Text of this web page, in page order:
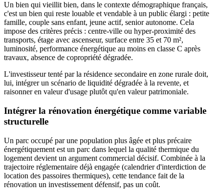
Un bien qui vieillit bien, dans le contexte démographique français,
c'est un bien qui reste louable et vendable à un public élargi : petite
famille, couple sans enfant, jeune actif, senior autonome. Cela
impose des critères précis : centre-ville ou hyper-proximité des
transports, étage avec ascenseur, surface entre 35 et 70 m²,
luminosité, performance énergétique au moins en classe C après
travaux, absence de copropriété dégradée.
L'investisseur tenté par la résidence secondaire en zone rurale doit,
lui, intégrer un scénario de liquidité dégradée à la revente, et
raisonner en valeur d'usage plutôt qu'en valeur patrimoniale.
Intégrer la rénovation énergétique comme variable
structurelle
Un parc occupé par une population plus âgée et plus précaire
énergétiquement est un parc dans lequel la qualité thermique du
logement devient un argument commercial décisif. Combinée à la
trajectoire réglementaire déjà engagée (calendrier d'interdiction de
location des passoires thermiques), cette tendance fait de la
rénovation un investissement défensif, pas un coût.